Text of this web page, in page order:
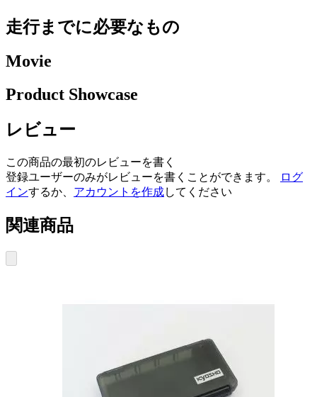
走行までに必要なもの
Movie
Product Showcase
レビュー
この商品の最初のレビューを書く
登録ユーザーのみがレビューを書くことができます。
ログ
インするか、 アカウントを作成してください
関連商品